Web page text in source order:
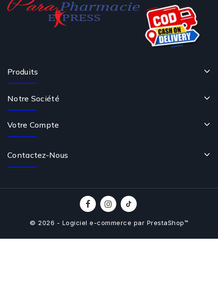
Produits
Notre Société
Votre Compte
Contactez-Nous
© 2026 - Logiciel e-commerce par PrestaShop™